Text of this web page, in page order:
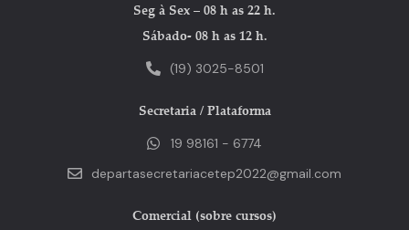
Seg à Sex – 08 h as 22 h.
Sábado- 08 h as 12 h.
(19) 3025-8501
Secretaria / Plataforma
19 98161 - 6774
departasecretariacetep2022@gmail.com
Comercial (sobre cursos)